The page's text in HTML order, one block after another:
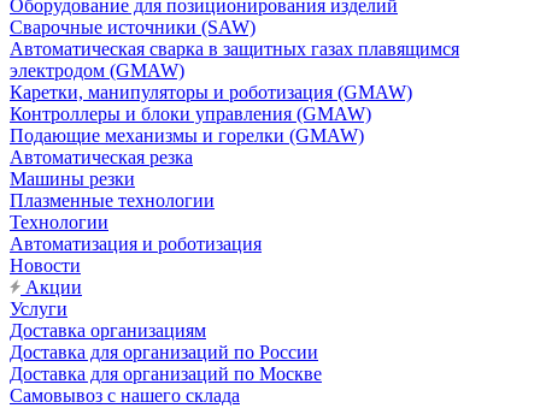
Оборудование для позиционирования изделий
Сварочные источники (SAW)
Автоматическая сварка в защитных газах плавящимся
электродом (GMAW)
Каретки, манипуляторы и роботизация (GMAW)
Контроллеры и блоки управления (GMAW)
Подающие механизмы и горелки (GMAW)
Автоматическая резка
Машины резки
Плазменные технологии
Технологии
Автоматизация и роботизация
Новости
Акции
Услуги
Доставка организациям
Доставка для организаций по России
Доставка для организаций по Москве
Самовывоз с нашего склада